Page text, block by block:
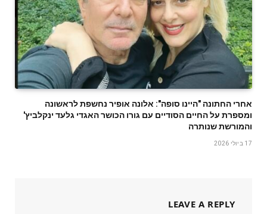
אחרי החתונה "היינו סופה": אלונה אופיר נחשפת לראשונה
ומספרת על החיים הסודיים עם גורו הכושר האגדי גלעד ינקלביץ'
והמורשת שנותרה
17 ביולי 2026
LEAVE A REPLY